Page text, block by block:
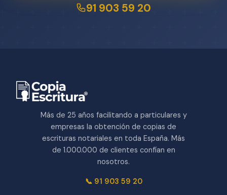
91 903 59 20
Más de 25 años facilitando a particulares y
empresas la obtención de copias de
escrituras notariales en toda España. Más
de 1.000.000 de clientes confían en
nosotros.
📞 91 903 59 20